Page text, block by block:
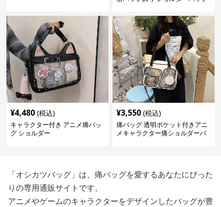
¥4,480 (税込)
キャラクター付き アニメ痛バッ
グ ショルダー
¥3,550 (税込)
痛バッグ 透明ポケット付きアニ
メキャラクター痛ショルダーバ
「オシカツバッグ」は、痛バッグを愛するあなたにぴった
りの専用通販サイトです。
アニメやゲームのキャラクターをデザインしたバッグが豊